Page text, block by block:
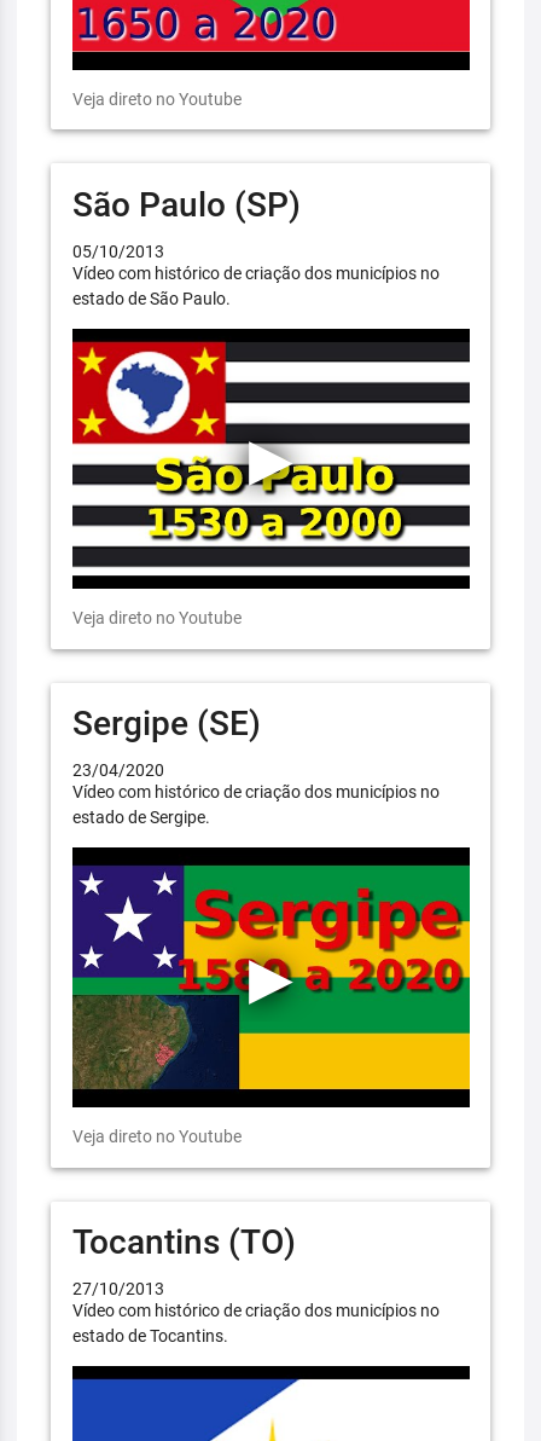
Veja direto no Youtube
São Paulo (SP)
05/10/2013
Vídeo com histórico de criação dos municípios no
estado de São Paulo.
Veja direto no Youtube
Sergipe (SE)
23/04/2020
Vídeo com histórico de criação dos municípios no
estado de Sergipe.
Veja direto no Youtube
Tocantins (TO)
27/10/2013
Vídeo com histórico de criação dos municípios no
estado de Tocantins.